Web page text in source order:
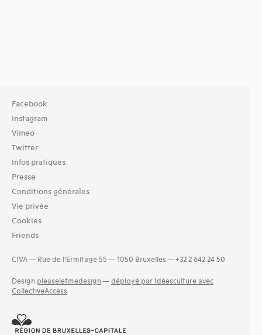
Facebook
Instagram
Vimeo
Twitter
Infos pratiques
Presse
Conditions générales
Vie privée
Cookies
Friends
CIVA — Rue de l’Ermitage 55 — 1050 Bruxelles — +32 2 642 24 50
Design pleaseletmedesign — déployé par Idéesculture avec
CollectiveAccess